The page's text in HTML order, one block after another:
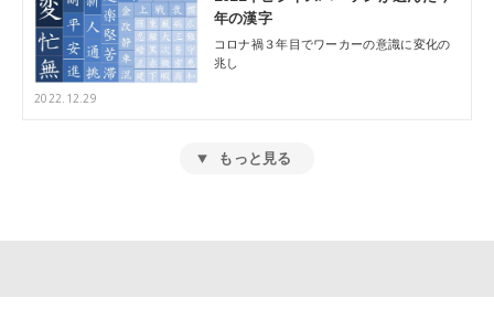
2022.12.29
年の漢字
コロナ禍３年目でワーカーの意識に変化の
兆し
もっと見る